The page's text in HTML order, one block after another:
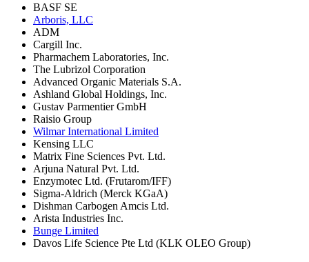
BASF SE
Arboris, LLC
ADM
Cargill Inc.
Pharmachem Laboratories, Inc.
The Lubrizol Corporation
Advanced Organic Materials S.A.
Ashland Global Holdings, Inc.
Gustav Parmentier GmbH
Raisio Group
Wilmar International Limited
Kensing LLC
Matrix Fine Sciences Pvt. Ltd.
Arjuna Natural Pvt. Ltd.
Enzymotec Ltd. (Frutarom/IFF)
Sigma-Aldrich (Merck KGaA)
Dishman Carbogen Amcis Ltd.
Arista Industries Inc.
Bunge Limited
Davos Life Science Pte Ltd (KLK OLEO Group)